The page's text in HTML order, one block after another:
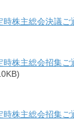
株主総会決議ご
株主総会招集ご
株主総会招集ご